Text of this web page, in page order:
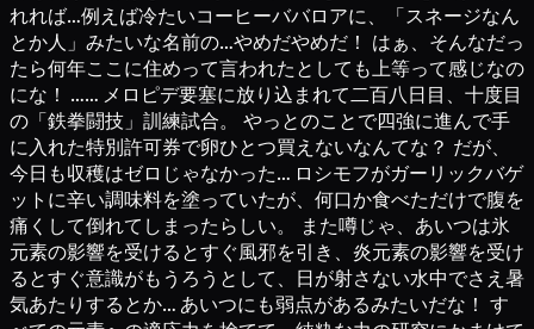
れれば…例えば冷たいコーヒーババロアに、「スネージなん
とか人」みたいな名前の…やめだやめだ！ はぁ、そんなだっ
たら何年ここに住めって言われたとしても上等って感じなの
にな！ …… メロピデ要塞に放り込まれて二百八日目、十度目
の「鉄拳闘技」訓練試合。 やっとのことで四強に進んで手
に入れた特別許可券で卵ひとつ買えないなんてな？ だが、
今日も収穫はゼロじゃなかった… ロシモフがガーリックバゲ
ットに辛い調味料を塗っていたが、何口か食べただけで腹を
痛くして倒れてしまったらしい。 また噂じゃ、あいつは氷
元素の影響を受けるとすぐ風邪を引き、炎元素の影響を受け
るとすぐ意識がもうろうとして、日が射さない水中でさえ暑
気あたりするとか… あいつにも弱点があるみたいだな！ す